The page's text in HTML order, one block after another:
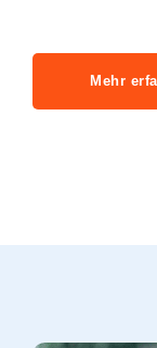
Mehr